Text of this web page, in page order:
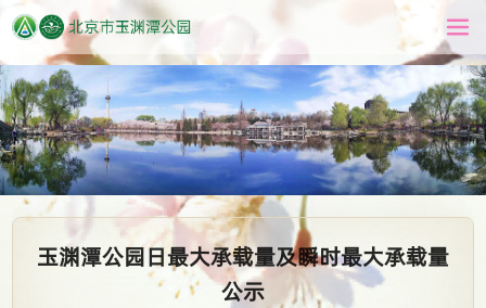
玉渊潭公园日最大承载量及瞬时最大承载量
公示